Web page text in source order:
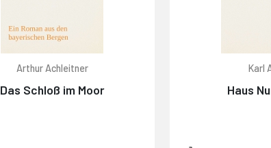
Arthur Achleitner
Das Schloß im Moor
Karl
Haus